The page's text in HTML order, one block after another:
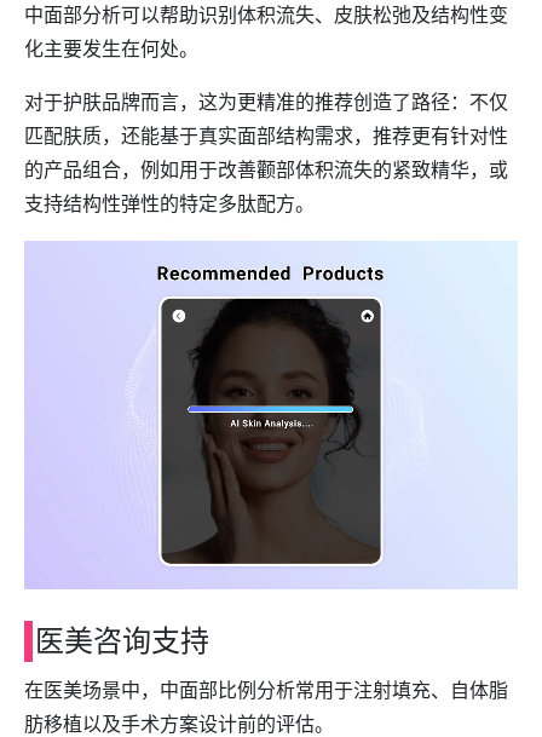
中面部分析可以帮助识别体积流失、皮肤松弛及结构性变
化主要发生在何处。
对于护肤品牌而言，这为更精准的推荐创造了路径：不仅
匹配肤质，还能基于真实面部结构需求，推荐更有针对性
的产品组合，例如用于改善颧部体积流失的紧致精华，或
支持结构性弹性的特定多肽配方。
医美咨询支持
在医美场景中，中面部比例分析常用于注射填充、自体脂
肪移植以及手术方案设计前的评估。